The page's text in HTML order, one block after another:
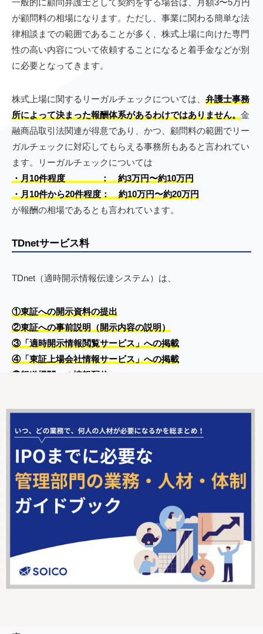
が顧問料の相場になります。ただし、事業に関わる簡単な法
律相談までの範囲であることが多く、株式上場に向けた専門
性の高い内容について依頼することになると着手金などが別
に必要となってきます。
株式上場に関するリーガルチェックについては、 弁護士事務
所によって決まった報酬体系があるわけではありません。 金
融商品取引法関連が得意であり、かつ、顧問料の範囲でリー
ガルチェックに対応してもらえる事務所もあると言われてい
ます。リーガルチェックについては
・月10件程度 ： 約3万円〜約10万円
・月10件から20件程度： 約10万円〜約20万円
が報酬の相場であるとも言われています。
TDnetサービス料
TDnet（適時開示情報伝達システム）は、
①東証への開示資料の提出
②東証への事前説明（開示内容の説明）
③「適時開示情報閲覧サービス」への掲載
④「東証上場会社情報サービス」への掲載
⑤報道機関への情報配信
上場会社は規則により、TDnetを利用することが義務付けら
れています。
TDnet利用料金は年間約44万円になります。（年間12万円か
ら値上がりしています）
IPOにかかる費用について解説をしてきました。IPOは、一
括で1つの機関に支払いをするのではなく証券会社や監査法